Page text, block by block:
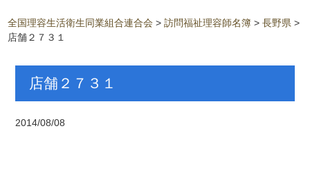
全国理容生活衛生同業組合連合会 >訪問福祉理容師名簿 >長野県 >
店舗２７３１
店舗２７３１
2014/08/08